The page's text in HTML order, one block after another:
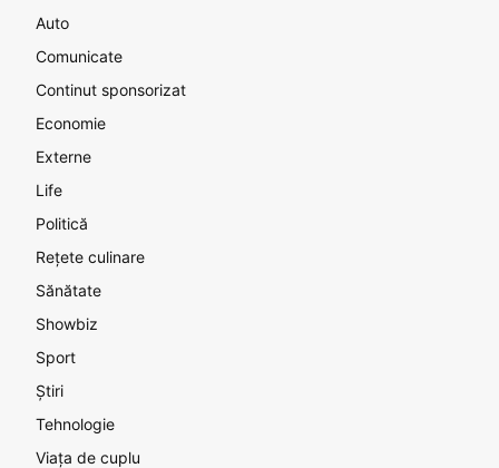
Auto
Comunicate
Continut sponsorizat
Economie
Externe
Life
Politică
Rețete culinare
Sănătate
Showbiz
Sport
Știri
Tehnologie
Viața de cuplu